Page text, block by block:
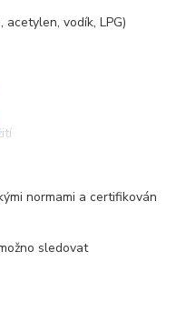
vodík, LPG)
normami a certifikován
sledovat